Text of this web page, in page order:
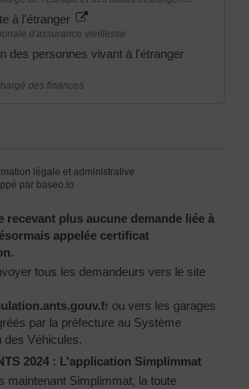
à l'étranger
d'assurance vieillesse
des personnes vivant à l'étranger
des finances
légale et administrative
par baseo.io
recevant plus aucune demande liée à
appelée certificat
tous les demandeurs vers le site
r ou vers les garages
par la préfecture au Système
des Véhicules.
2024 : L’application Simplimmat
maintenant Simplimmat, la toute